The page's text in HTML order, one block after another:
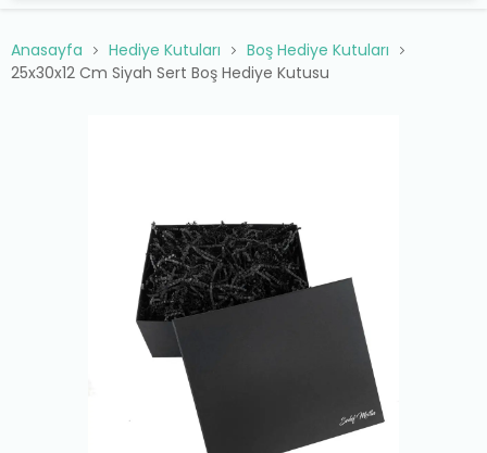
Anasayfa Hediye Kutuları
Boş Hediye Kutuları
25x30x12 Cm Siyah Sert Boş Hediye Kutusu